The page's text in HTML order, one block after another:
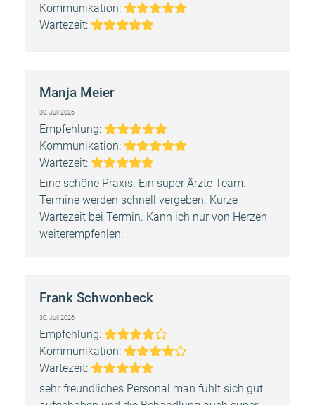
5
Kommunikation: Bewertung:
5
Wartezeit: Bewertung:
Manja Meier
30. Juli 2026
Empfehlung: Bewertung:
5
Kommunikation: Bewertung:
5
Wartezeit: Bewertung:
5
Eine schöne Praxis. Ein super Ärzte Team.
Termine werden schnell vergeben. Kurze
Wartezeit bei Termin. Kann ich nur von Herzen
weiterempfehlen.
Frank Schwonbeck
30. Juli 2026
Empfehlung: Bewertung:
4
Kommunikation: Bewertung:
4
Wartezeit: Bewertung:
5
sehr freundliches Personal man fühlt sich gut